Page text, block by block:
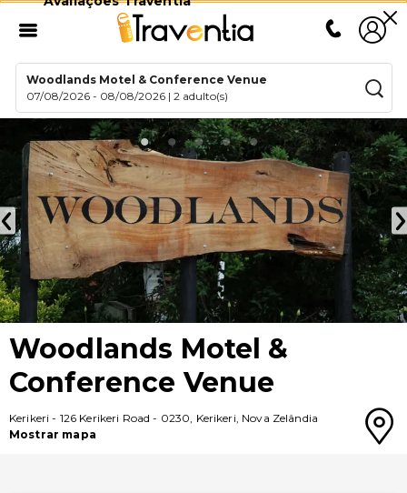
Woodlands Motel & Conference Venue
07/08/2026 - 08/08/2026 |2 adulto(s)
Woodlands Motel &
Conference Venue
Kerikeri - 126 Kerikeri Road - 0230, Kerikeri, Nova Zelândia
Mostrar mapa